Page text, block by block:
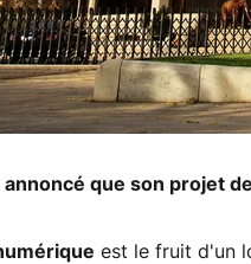
annoncé que son projet
est le fruit d'un